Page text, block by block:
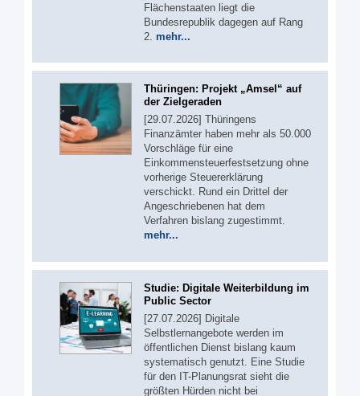
Flächenstaaten liegt die
Bundesrepublik dagegen auf Rang
2. mehr...
Thüringen: Projekt „Amsel“ auf
der Zielgeraden
[29.07.2026] Thüringens
Finanzämter haben mehr als 50.000
Vorschläge für eine
Einkommensteuerfestsetzung ohne
vorherige Steuererklärung
verschickt. Rund ein Drittel der
Angeschriebenen hat dem
Verfahren bislang zugestimmt.
mehr...
Studie: Digitale Weiterbildung im
Public Sector
[27.07.2026] Digitale
Selbstlernangebote werden im
öffentlichen Dienst bislang kaum
systematisch genutzt. Eine Studie
für den IT-Planungsrat sieht die
größten Hürden nicht bei